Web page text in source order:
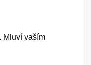
Mluví vaším